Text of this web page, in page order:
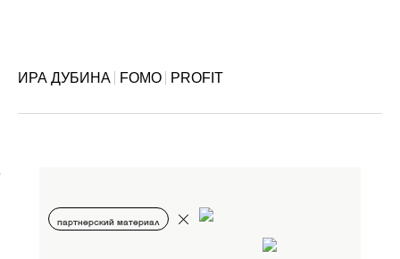
ИРА ДУБИНА FOMO PROFIT
партнерский материал